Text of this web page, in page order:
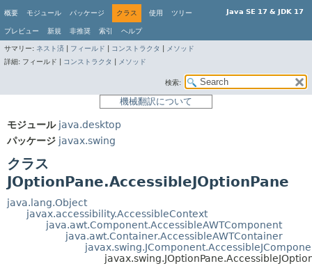
Java SE 17 & JDK 17
概要 モジュール パッケージ クラス 使用 ツリー
プレビュー 新規 非推奨 索引 ヘルプ
サマリー: ネスト済 フィールド コンストラクタ
メソッド
詳細: フィールド | コンストラクタ メソッド
検索:
機械翻訳について
モジュール java.desktop
パッケージ javax.swing
クラス
JOptionPane.AccessibleJOptionPane
java.lang.Object
javax.accessibility.AccessibleContext
java.awt.Component.AccessibleAWTComponent
java.awt.Container.AccessibleAWTContainer